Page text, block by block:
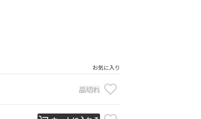
お気に入り
品切れ